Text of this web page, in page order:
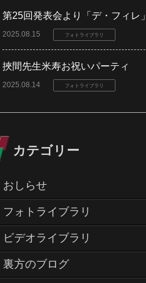
第25回発表会より「デ・フィレ」
2025.08.15 フォトライブラリ
挾間先生米寿お祝いパーティ
2025.08.14 フォトライブラリ
カテゴリー
おしらせ
フォトライブラリ
ビデオライブラリ
裏方のブログ